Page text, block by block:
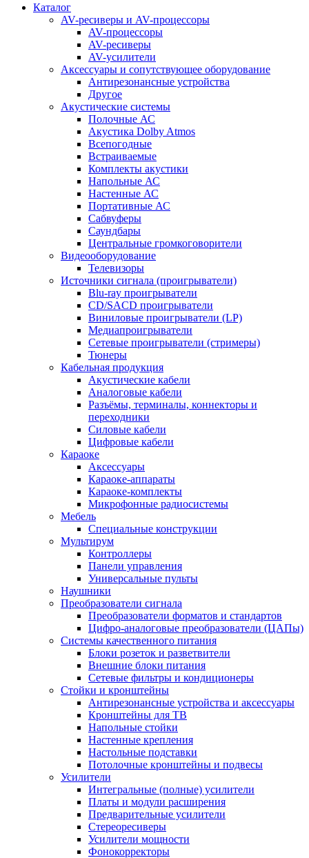
Каталог
AV-ресиверы и AV-процессоры
AV-процессоры
AV-ресиверы
AV-усилители
Аксессуары и сопутствующее оборудование
Антирезонансные устройства
Другое
Акустические системы
Полочные АС
Акустика Dolby Atmos
Всепогодные
Встраиваемые
Комплекты акустики
Напольные АС
Настенные АС
Портативные АС
Сабвуферы
Саундбары
Центральные громкоговорители
Видеооборудование
Телевизоры
Источники сигнала (проигрыватели)
Blu-ray проигрыватели
CD/SACD проигрыватели
Виниловые проигрыватели (LP)
Медиапроигрыватели
Сетевые проигрыватели (стримеры)
Тюнеры
Кабельная продукция
Акустические кабели
Аналоговые кабели
Разъёмы, терминалы, коннекторы и
переходники
Силовые кабели
Цифровые кабели
Караоке
Аксессуары
Караоке-аппараты
Караоке-комплекты
Микрофонные радиосистемы
Мебель
Специальные конструкции
Мультирум
Контроллеры
Панели управления
Универсальные пульты
Наушники
Преобразователи сигнала
Преобразователи форматов и стандартов
Цифро-аналоговые преобразователи (ЦАПы)
Системы качественного питания
Блоки розеток и разветвители
Внешние блоки питания
Сетевые фильтры и кондиционеры
Стойки и кронштейны
Антирезонансные устройства и аксессуары
Кронштейны для ТВ
Напольные стойки
Настенные крепления
Настольные подставки
Потолочные кронштейны и подвесы
Усилители
Интегральные (полные) усилители
Платы и модули расширения
Предварительные усилители
Стереоресиверы
Усилители мощности
Фонокорректоры